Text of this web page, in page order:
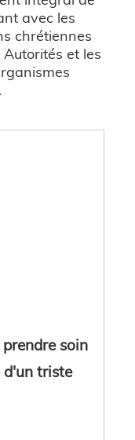
avec les
chrétiennes
Autorités et les
soin
d'un triste